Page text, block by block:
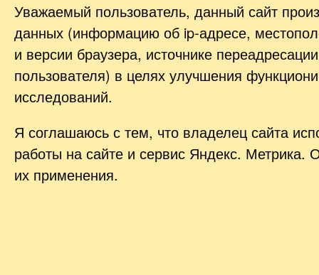
Уважаемый пользователь, данный сайт
данных (информацию об ip-адресе,
и версии браузера, источнике
пользователя) в целях улучшения
исследований.
Я соглашаюсь с тем, что владелец сайта
работы на сайте и сервис Яндекс. Метрика.
их применения.